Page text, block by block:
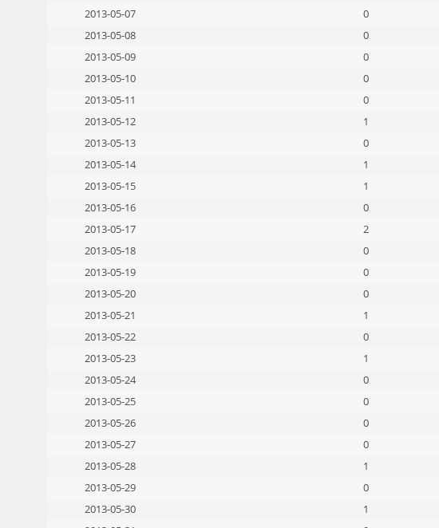
2013-05-07
0
2013-05-08
0
2013-05-09
0
2013-05-10
0
2013-05-11
0
2013-05-12
1
2013-05-13
0
2013-05-14
1
2013-05-15
1
2013-05-16
0
2013-05-17
2
2013-05-18
0
2013-05-19
0
2013-05-20
0
2013-05-21
1
2013-05-22
0
2013-05-23
1
2013-05-24
0
2013-05-25
0
2013-05-26
0
2013-05-27
0
2013-05-28
1
2013-05-29
0
2013-05-30
1